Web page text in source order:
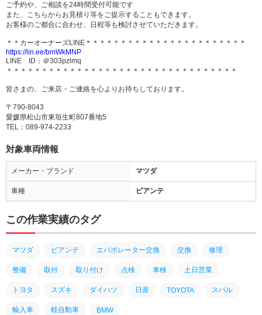
ご予約や、ご相談を24時間受付可能です
また、こちらからお見積り等をご提示することもできます。
お客様のご都合に合わせ、日程等も検討させていただきます。
＊＊カーオーナーズLINE＊＊＊＊＊＊＊＊＊＊＊＊＊＊＊＊＊＊＊＊＊＊＊
https://lin.ee/bmWkMNP
LINE ID：＠303pzlmq
＊＊＊＊＊＊＊＊＊＊＊＊＊＊＊＊＊＊＊＊＊＊＊＊＊＊＊＊＊＊＊＊＊
皆さまの、ご来店・ご連絡を心よりお待ちしております。
〒790-8043
愛媛県松山市東垣生町807番地5
TEL：089-974-2233
対象車両情報
メーカー・ブランド マツダ
車種 ビアンテ
この作業実績のタグ
マツダ ビアンテ エバポレーター交換 交換 修理
整備 取付 取り付け 点検 車検 土日営業
トヨタ スズキ ダイハツ 日産 TOYOTA スバル
輸入車 軽自動車 BMW